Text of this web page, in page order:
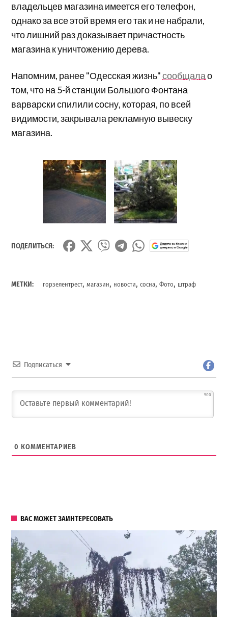
владельцев магазина имеется его телефон,
однако за все этой время его так и не набрали,
что лишний раз доказывает причастность
магазина к уничтожению дерева.
Напомним, ранее "Одесская жизнь"сообщалао
том, что на 5-й станции Большого Фонтана
варварски спилили сосну, которая, по всей
видимости, закрывала рекламную вывеску
магазина.
ПОДЕЛИТЬСЯ:
МЕТКИ: горзелентрест,магазин, новости,сосна,Фото, штраф
Подписаться
500
0 КОММЕНТАРИЕВ
ВАС МОЖЕТ ЗАИНТЕРЕСОВАТЬ